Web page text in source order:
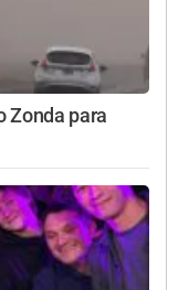
Zonda para